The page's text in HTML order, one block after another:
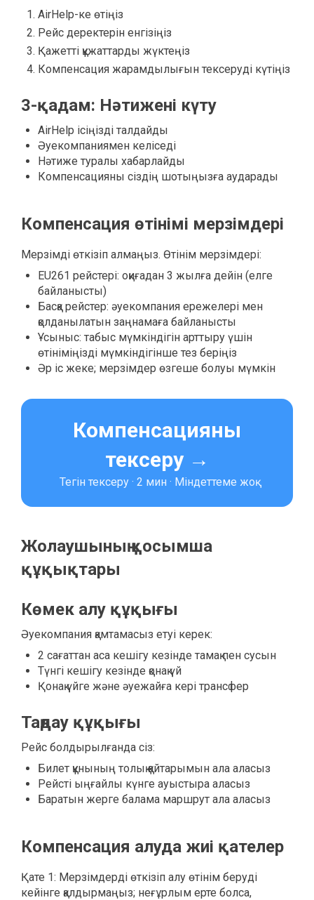
AirHelp-ке өтіңіз
Рейс деректерін енгізіңіз
Қажетті құжаттарды жүктеңіз
Компенсация жарамдылығын тексеруді күтіңіз
3-қадам: Нәтижені күту
AirHelp ісіңізді талдайды
Әуекомпаниямен келіседі
Нәтиже туралы хабарлайды
Компенсацияны сіздің шотыңызға аударады
Компенсация өтінімі мерзімдері
Мерзімді өткізіп алмаңыз. Өтінім мерзімдері:
EU261 рейстері: оқиғадан 3 жылға дейін (елге
байланысты)
Басқа рейстер: әуекомпания ережелері мен
қолданылатын заңнамаға байланысты
Ұсыныс: табыс мүмкіндігін арттыру үшін
өтініміңізді мүмкіндігінше тез беріңіз
Әр іс жеке; мерзімдер өзгеше болуы мүмкін
Компенсацияны
тексеру →
Тегін тексеру · 2 мин · Міндеттеме жоқ
Жолаушының қосымша
құқықтары
Көмек алу құқығы
Әуекомпания қамтамасыз етуі керек:
2 сағаттан аса кешігу кезінде тамақ пен сусын
Түнгі кешігу кезінде қонақ үй
Қонақ үйге және әуежайға кері трансфер
Таңдау құқығы
Рейс болдырылғанда сіз:
Билет құнының толық қайтарымын ала аласыз
Рейсті ыңғайлы күнге ауыстыра аласыз
Баратын жерге балама маршрут ала аласыз
Компенсация алуда жиі қателер
Қате 1: Мерзімдерді өткізіп алу өтінім беруді
кейінге қалдырмаңыз; неғұрлым ерте болса,